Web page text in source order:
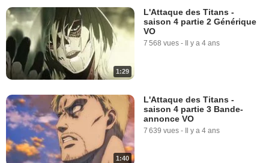
1:29
L'Attaque des Titans -
saison 4 partie 2 Générique
VO
7 568 vues - Il y a 4 ans
1:40
L'Attaque des Titans -
saison 4 partie 3 Bande-
annonce VO
7 639 vues - Il y a 4 ans